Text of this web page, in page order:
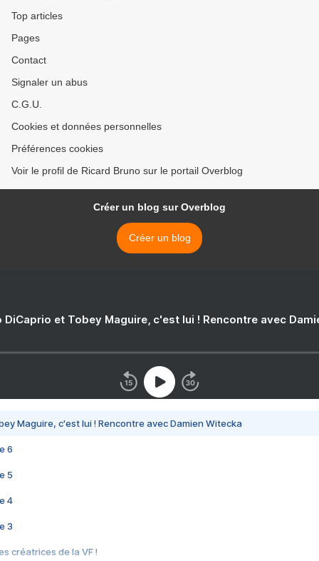
Top articles
Pages
Contact
Signaler un abus
C.G.U.
Cookies et données personnelles
Préférences cookies
Voir le profil de Ricard Bruno sur le portail Overblog
Créer un blog sur Overblog
Créer un blog
DiCaprio et Tobey Maguire, c'est lui ! Rencontre avec
Maguire, c'est lui ! Rencontre avec Damien Witecka
6
5
4
3
créatrices de la VF !